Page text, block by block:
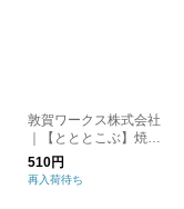
敦賀ワークス株式会社
｜【とととこぶ】焼き
鯖節とアオサが香る浅
漬け塩（110g）
510円
再入荷待ち